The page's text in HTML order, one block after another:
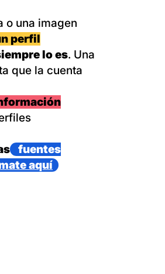
o una imagen
perfil
lo es. Una
que la cuenta
fuentes
aquí